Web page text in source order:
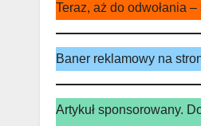
Teraz, aż do odwołania –
Baner reklamowy na
Artykuł sponsorowany.